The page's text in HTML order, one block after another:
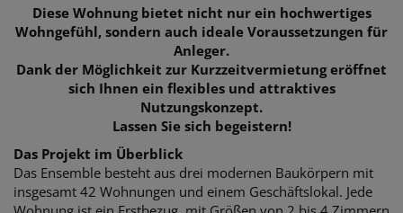
Diese Wohnung bietet nicht nur ein hochwertiges
Wohngefühl, sondern auch ideale Voraussetzungen für
Anleger.
Dank der Möglichkeit zur Kurzzeitvermietung eröffnet
sich Ihnen ein flexibles und attraktives
Nutzungskonzept.
Lassen Sie sich begeistern!
Das Projekt im Überblick
Das Ensemble besteht aus drei modernen Baukörpern mit
insgesamt 42 Wohnungen und einem Geschäftslokal. Jede